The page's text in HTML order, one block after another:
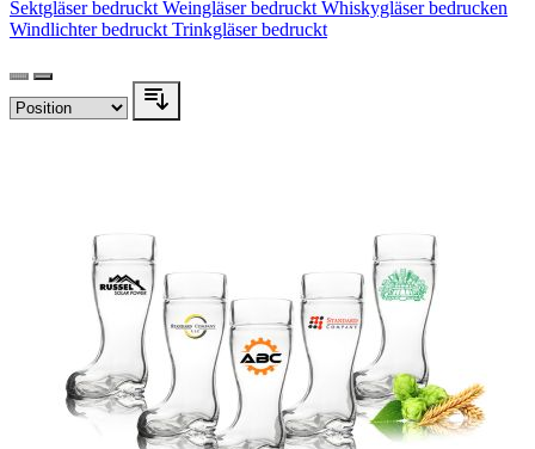
Sektgläser bedruckt Weingläser bedruckt Whiskygläser bedrucken
Windlichter bedruckt Trinkgläser bedruckt